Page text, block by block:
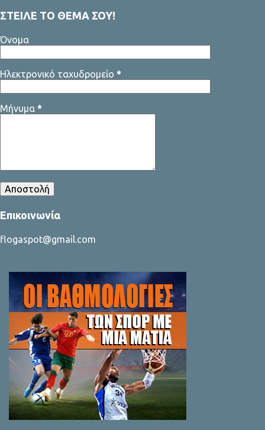
ΣΤΕΙΛΕ ΤΟ ΘΕΜΑ ΣΟΥ!
Όνομα
Ηλεκτρονικό ταχυδρομείο *
Μήνυμα *
Επικοινωνία
flogaspot@gmail.com